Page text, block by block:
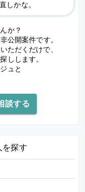
しかな。
か？
公開案件です。
ただくだけで、
しします。
ュと
談する
を探す